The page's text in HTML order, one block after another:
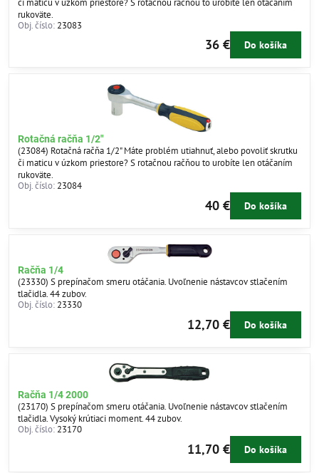
rukoväte.
Obj. číslo: 23083
36 € Do košíka
Rotačná račňa 1/2"
(23084) Rotačná račňa 1/2" Máte problém utiahnuť, alebo povoliť skrutku
či maticu v úzkom priestore? S rotačnou račňou to urobíte len otáčaním
rukoväte.
Obj. číslo: 23084
40 € Do košíka
Račňa 1/4
(23330) S prepínačom smeru otáčania. Uvoľnenie nástavcov stlačením
tlačidla. 44 zubov.
Obj. číslo: 23330
12,70 € Do košíka
Račňa 1/4 2000
(23170) S prepínačom smeru otáčania. Uvoľnenie nástavcov stlačením
tlačidla. Vysoký krútiaci moment. 44 zubov.
Obj. číslo: 23170
11,70 € Do košíka